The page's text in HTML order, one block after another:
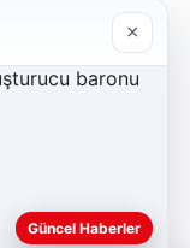
×
Güncel Haberler